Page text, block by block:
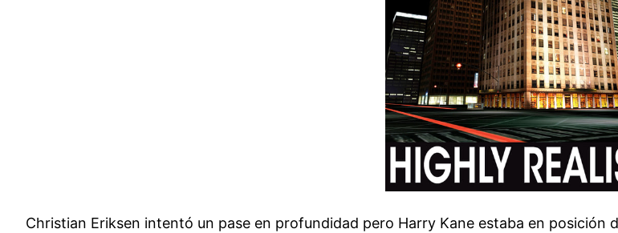
Christian Eriksen intentó un pase en profundidad pero Harry Kane estaba en posición